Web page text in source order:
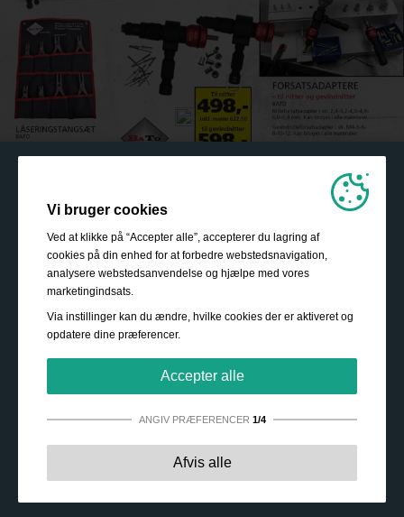
Vi bruger cookies
Ved at klikke på “Accepter alle”, accepterer du lagring af
cookies på din enhed for at forbedre webstedsnavigation,
analysere webstedsanvendelse og hjælpe med vores
marketingindsats.
Via instillinger kan du ændre, hvilke cookies der er aktiveret og
opdatere dine præferencer.
Accepter alle
ANGIV PRÆFERENCER 1/4
Disse cookies er essentielle for at
Afvis alle